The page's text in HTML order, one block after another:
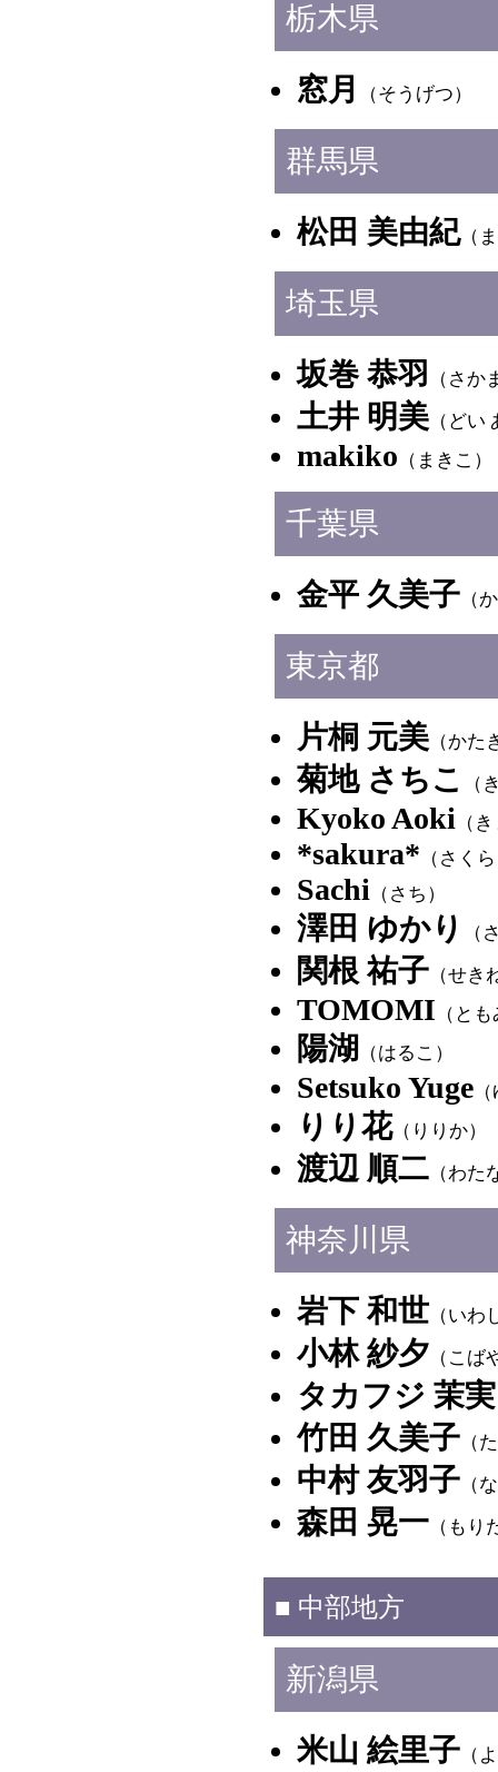
栃木県
窓月 （そうげつ）
群馬県
松田 美由紀（
埼玉県
坂巻 恭羽 （さか
土井 明美 （どい
makiko （まきこ）
千葉県
金平 久美子 （
東京都
片桐 元美 （かた
菊地 さちこ （
Kyoko Aoki （
*sakura* （さく
Sachi （さち）
澤田 ゆかり （
関根 祐子 （せき
TOMOMI （と
陽湖 （はるこ）
Setsuko Yuge
りり花（りりか）
渡辺 順二 （わ
神奈川県
岩下 和世 （いわ
小林 紗夕 （こば
タカフジ 茉実
竹田 久美子 （
中村 友羽子 （
森田 晃一 （もり
■ 中部地方
新潟県
米山 絵里子 （